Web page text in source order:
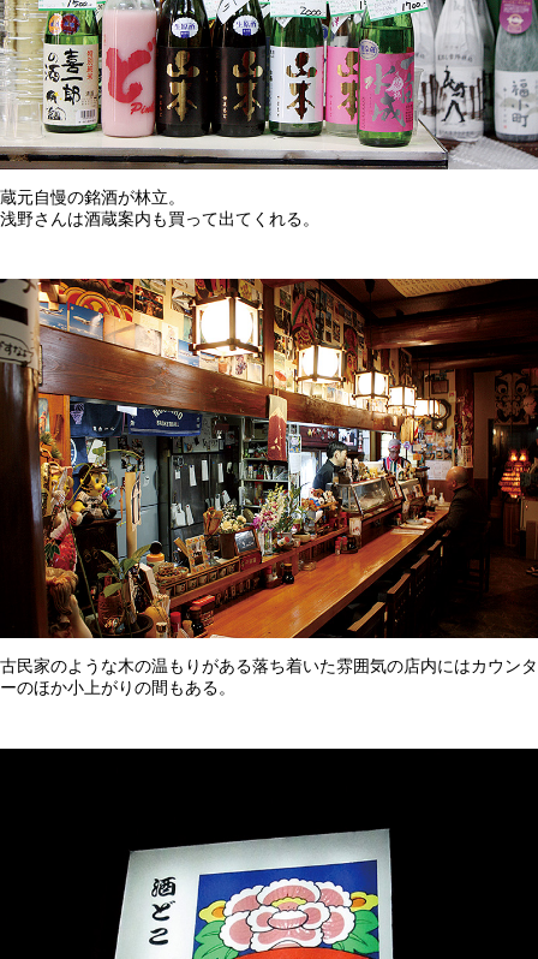
蔵元自慢の銘酒が林立。
浅野さんは酒蔵案内も買って出てくれる。
古民家のような木の温もりがある落ち着いた雰囲気の店内にはカウンタ
ーのほか小上がりの間もある。